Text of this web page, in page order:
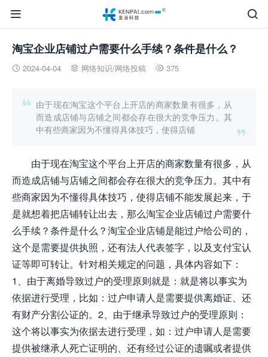


淘宝企业店铺过户需要什么手续？条件是什么？
 2024-04-04  网络知识/网络投稿  375


由于现在淘宝这个平台上开店的商家数量有很多，从
而造成店铺与店铺之间都会存在很大的竞争压力。其
中有些商家因为不懂得具体技巧，使得店铺
由于现在淘宝这个平台上开店的商家数量有很多，从
而造成店铺与店铺之间都会存在很大的竞争压力。其中有
些商家因为不懂得具体技巧，使得店铺不能发展起来，于
是就想着把店铺转让出去，那么淘宝企业店铺过户需要什
么手续？条件是什么？淘宝企业店铺是能过户给公司的，
这个是需要提供执照，还有法人代表签字，以及支付宝认
证等即可转让。针对相关规定的问题，具体内容如下：
1、由于离婚导致过户的受理原则就是：就是将以事实为
依据进行受理，比如：过户申请人是需要提供离婚证、还
有财产分割公证的。2、由于继承导致过户的受理原则：
这个将以事实为依据去进行受理，如：过户申请人是需要
提供被继承人死亡证明的、还有经过公证的遗嘱或者提供